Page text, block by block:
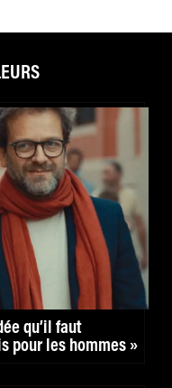
qu’il faut
pour les hommes »